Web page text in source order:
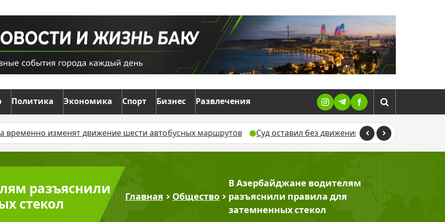
Политика Экономика Спорт Бизнес Развлечения
изменят движение шести автобусных маршрутов Суд оставил без движения жалобу Севиндж
разъяснили
стекол
Главная > Общество>
В Азербайджане водителям
разъяснили правила для
затемненных стекол